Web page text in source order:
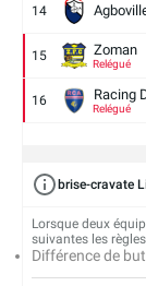
14
15 Zoman
Relégué
16 Racing
Relégué
brise-cravate
Lorsque deux
suivantes les
Différence de